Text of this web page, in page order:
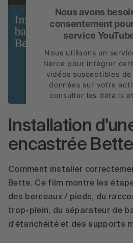
Nous avons
consentement
service
Nous utilisons un
tierce pour intégrer
vidéos susceptibles
données sur votre
consulter les détails
service pour regarder
En savoir
Accepter
powered by
Management
Installation
encastrée Bette
Comment installer
Bette. Ce film montre les
des berceaux / pieds, du
trop-plein, du séparateur de
d'étanchéité et des supports